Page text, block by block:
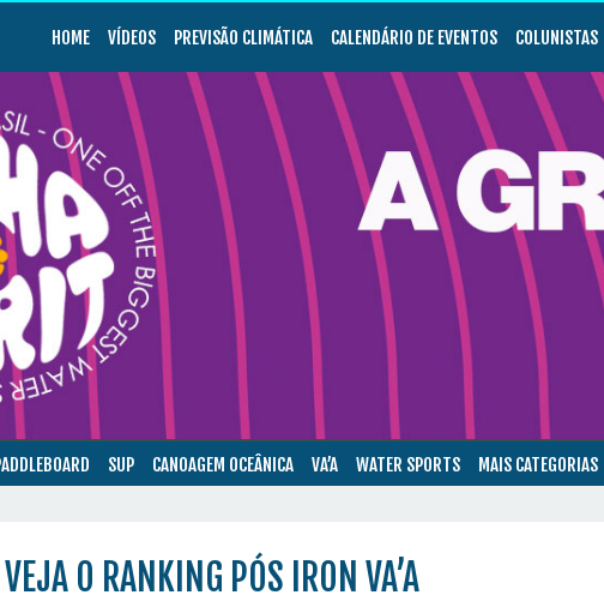
HOME VÍDEOS PREVISÃO CLIMÁTICA CALENDÁRIO DE EVENTOS COLUNISTAS
SUP CANOAGEM OCEÂNICA VA’A WATER SPORTS MAIS CATEGORIAS
O RANKING PÓS IRON VA’A